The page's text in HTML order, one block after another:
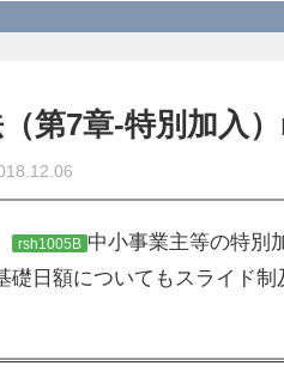
第7章-特別加入
rsh1005B 中小事業主等の特別
礎日額についてもスライド